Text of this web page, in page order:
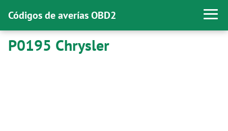
Códigos de averías OBD2
P0195 Chrysler